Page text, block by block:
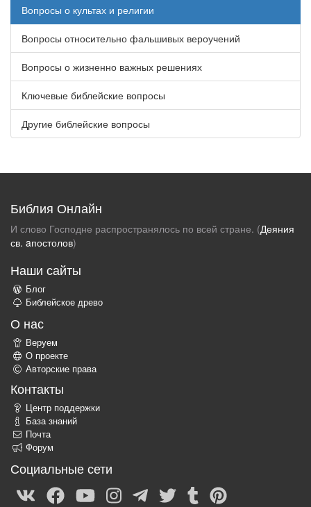
Вопросы о культах и религии
Вопросы относительно фальшивых вероучений
Вопросы о жизненно важных решениях
Ключевые библейские вопросы
Другие библейские вопросы
Библия Онлайн
И слово Господне распространялось по всей стране. (Деяния
св. aпостолов)
Наши сайты
Блог
Библейское древо
О нас
Веруем
О проекте
Авторские права
Контакты
Центр поддержки
База знаний
Почта
Форум
Социальные сети